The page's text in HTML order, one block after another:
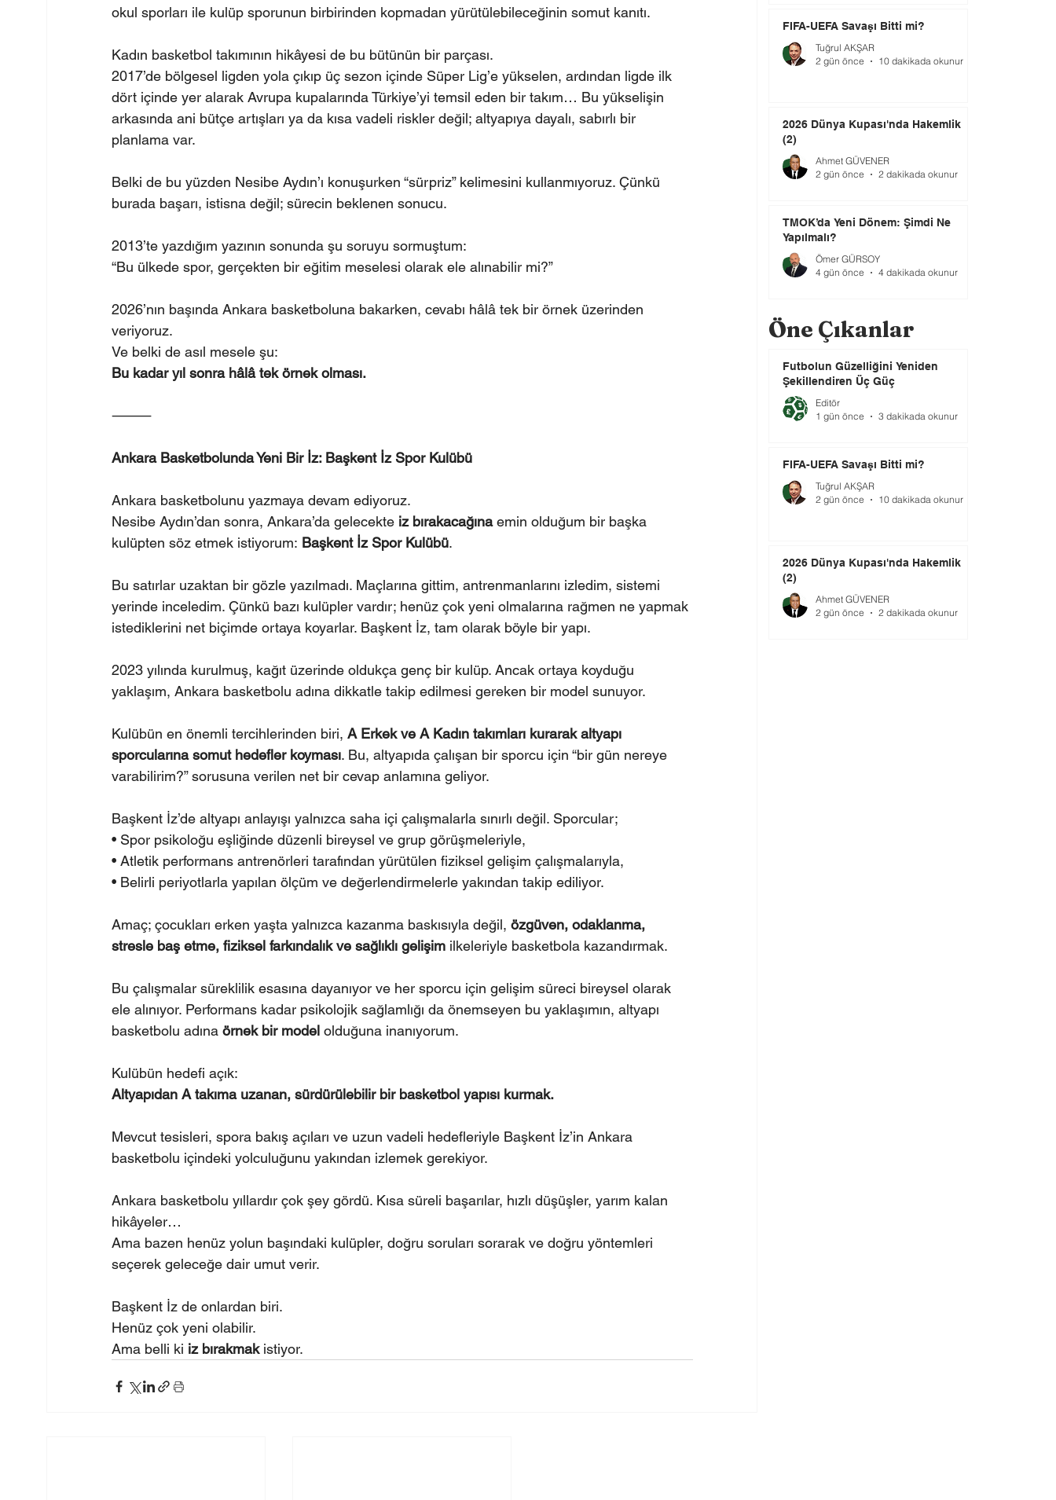
okul sporları ile kulüp sporunun birbirinden kopmadan yürütülebileceğinin somut kanıtı.
Kadın basketbol takımının hikâyesi de bu bütünün bir parçası.
2017’de bölgesel ligden yola çıkıp üç sezon içinde Süper Lig’e yükselen, ardından ligde ilk
dört içinde yer alarak Avrupa kupalarında Türkiye’yi temsil eden bir takım… Bu yükselişin
arkasında ani bütçe artışları ya da kısa vadeli riskler değil; altyapıya dayalı, sabırlı bir
planlama var.
Belki de bu yüzden Nesibe Aydın’ı konuşurken “sürpriz” kelimesini kullanmıyoruz. Çünkü
burada başarı, istisna değil; sürecin beklenen sonucu.
2013’te yazdığım yazının sonunda şu soruyu sormuştum:
“Bu ülkede spor, gerçekten bir eğitim meselesi olarak ele alınabilir mi?”
2026’nın başında Ankara basketboluna bakarken, cevabı hâlâ tek bir örnek üzerinden
veriyoruz.
Ve belki de asıl mesele şu:
Bu kadar yıl sonra hâlâ tek örnek olması.
⸻
Ankara Basketbolunda Yeni Bir İz: Başkent İz Spor Kulübü
Ankara basketbolunu yazmaya devam ediyoruz.
Nesibe Aydın’dan sonra, Ankara’da gelecekte iz bırakacağına emin olduğum bir başka
kulüpten söz etmek istiyorum: Başkent İz Spor Kulübü.
Bu satırlar uzaktan bir gözle yazılmadı. Maçlarına gittim, antrenmanlarını izledim, sistemi
yerinde inceledim. Çünkü bazı kulüpler vardır; henüz çok yeni olmalarına rağmen ne yapmak
istediklerini net biçimde ortaya koyarlar. Başkent İz, tam olarak böyle bir yapı.
2023 yılında kurulmuş, kağıt üzerinde oldukça genç bir kulüp. Ancak ortaya koyduğu
yaklaşım, Ankara basketbolu adına dikkatle takip edilmesi gereken bir model sunuyor.
Kulübün en önemli tercihlerinden biri, A Erkek ve A Kadın takımları kurarak altyapı
sporcularına somut hedefler koyması. Bu, altyapıda çalışan bir sporcu için “bir gün nereye
varabilirim?” sorusuna verilen net bir cevap anlamına geliyor.
Başkent İz’de altyapı anlayışı yalnızca saha içi çalışmalarla sınırlı değil. Sporcular;
• Spor psikoloğu eşliğinde düzenli bireysel ve grup görüşmeleriyle,
• Atletik performans antrenörleri tarafından yürütülen fiziksel gelişim çalışmalarıyla,
• Belirli periyotlarla yapılan ölçüm ve değerlendirmelerle yakından takip ediliyor.
Amaç; çocukları erken yaşta yalnızca kazanma baskısıyla değil, özgüven, odaklanma,
stresle baş etme, fiziksel farkındalık ve sağlıklı gelişim ilkeleriyle basketbola kazandırmak.
Bu çalışmalar süreklilik esasına dayanıyor ve her sporcu için gelişim süreci bireysel olarak
ele alınıyor. Performans kadar psikolojik sağlamlığı da önemseyen bu yaklaşımın, altyapı
basketbolu adına örnek bir model olduğuna inanıyorum.
Kulübün hedefi açık:
Altyapıdan A takıma uzanan, sürdürülebilir bir basketbol yapısı kurmak.
Mevcut tesisleri, spora bakış açıları ve uzun vadeli hedefleriyle Başkent İz’in Ankara
basketbolu içindeki yolculuğunu yakından izlemek gerekiyor.
Ankara basketbolu yıllardır çok şey gördü. Kısa süreli başarılar, hızlı düşüşler, yarım kalan
hikâyeler…
Ama bazen henüz yolun başındaki kulüpler, doğru soruları sorarak ve doğru yöntemleri
seçerek geleceğe dair umut verir.
Başkent İz de onlardan biri.
Henüz çok yeni olabilir.
Ama belli ki iz bırakmak istiyor.
FIFA-UEFA Savaşı Bitti mi?
Tuğrul AKŞAR
2 gün önce
10 dakikada okunur
2026 Dünya Kupası'nda Hakemlik
(2)
Ahmet GÜVENER
2 gün önce
2 dakikada okunur
TMOK’da Yeni Dönem: Şimdi Ne
Yapılmalı?
Ömer GÜRSOY
4 gün önce
4 dakikada okunur
Öne Çıkanlar
Futbolun Güzelliğini Yeniden
Şekillendiren Üç Güç
Editör
1 gün önce
3 dakikada okunur
FIFA-UEFA Savaşı Bitti mi?
Tuğrul AKŞAR
2 gün önce
10 dakikada okunur
2026 Dünya Kupası'nda Hakemlik
(2)
Ahmet GÜVENER
2 gün önce
2 dakikada okunur